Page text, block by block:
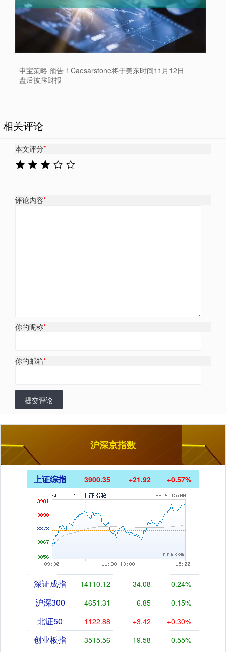
申宝策略 预告！Caesarstone将于美东时间11月12日
盘后披露财报
相关评论
本文评分*
评论内容*
你的昵称*
你的邮箱*
提交评论
沪深京指数
上证综指 3900.35 +21.92 +0.57%
深证成指 14110.12 -34.08 -0.24%
沪深300 4651.31 -6.85 -0.15%
北证50 1122.88 +3.42 +0.30%
创业板指 3515.56 -19.58 -0.55%